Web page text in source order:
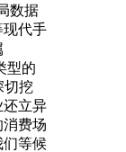
数据
现代手
型的
切挖
还立异
费场
们等候